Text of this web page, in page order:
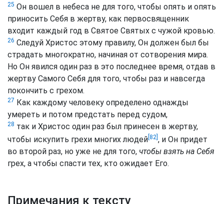
25 Он вошел в небеса не для того, чтобы опять и опять
приносить Себя в жертву, как первосвященник
входит каждый год в Святое Святых с чужой кровью.
26 Следуй Христос этому правилу, Он должен был бы
страдать многократно, начиная от сотворения мира.
Но Он явился один раз в это последнее время, отдав в
жертву Самого Себя для того, чтобы раз и навсегда
покончить с грехом.
27 Как каждому человеку определено однажды
умереть и потом предстать перед судом,
28 так и Христос один раз был принесен в жертву,
чтобы искупить грехи многих людей [82] , и Он придет
во второй раз, но уже не для того, чтобы взять на Себя
грех, а чтобы спасти тех, кто ожидает Его.
Примечания к тексту